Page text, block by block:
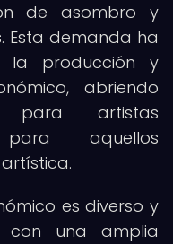
de asombro y
Esta demanda ha
producción y
abriendo
para artistas
aquellos
es diverso y
con una amplia